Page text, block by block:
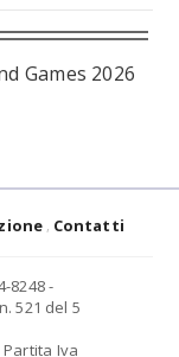
Games 2026
Contatti
8248 -
521 del 5
Partita Iva